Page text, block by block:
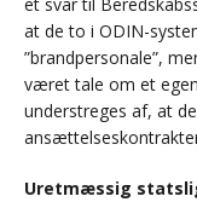
at de to i ODIN-
”brandpersonale”,
været tale om et
understreges af, at
Uretmæssig